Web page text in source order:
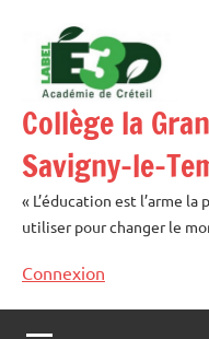
contenu
Collège la
Savigny-le-
« L’éducation est l’arme
utiliser pour changer le
Connexion